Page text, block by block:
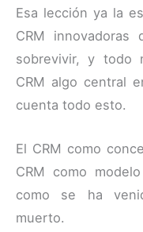
Esa lección ya la
CRM innovadoras
sobrevivir, y todo
CRM algo central
cuenta todo esto.
El CRM como
CRM como
como se ha
muerto.